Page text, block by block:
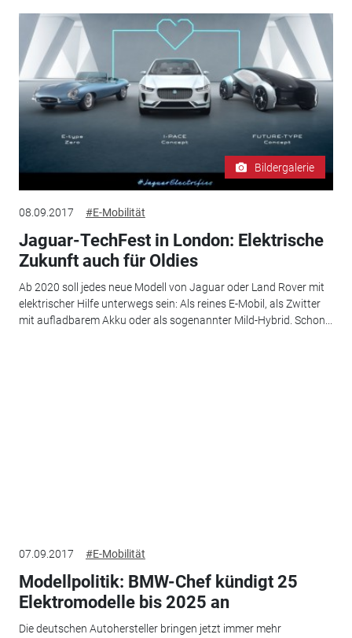
Bildergalerie
08.09.2017 #E-Mobilität
Jaguar-TechFest in London: Elektrische
Zukunft auch für Oldies
Ab 2020 soll jedes neue Modell von Jaguar oder Land Rover mit
elektrischer Hilfe unterwegs sein: Als reines E-Mobil, als Zwitter
mit aufladbarem Akku oder als sogenannter Mild-Hybrid. Schon...
07.09.2017 #E-Mobilität
Modellpolitik: BMW-Chef kündigt 25
Elektromodelle bis 2025 an
Die deutschen Autohersteller bringen jetzt immer mehr